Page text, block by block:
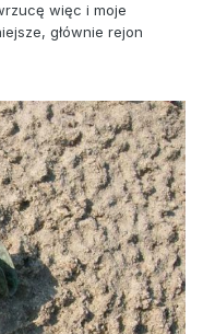
więc i moje
głównie rejon